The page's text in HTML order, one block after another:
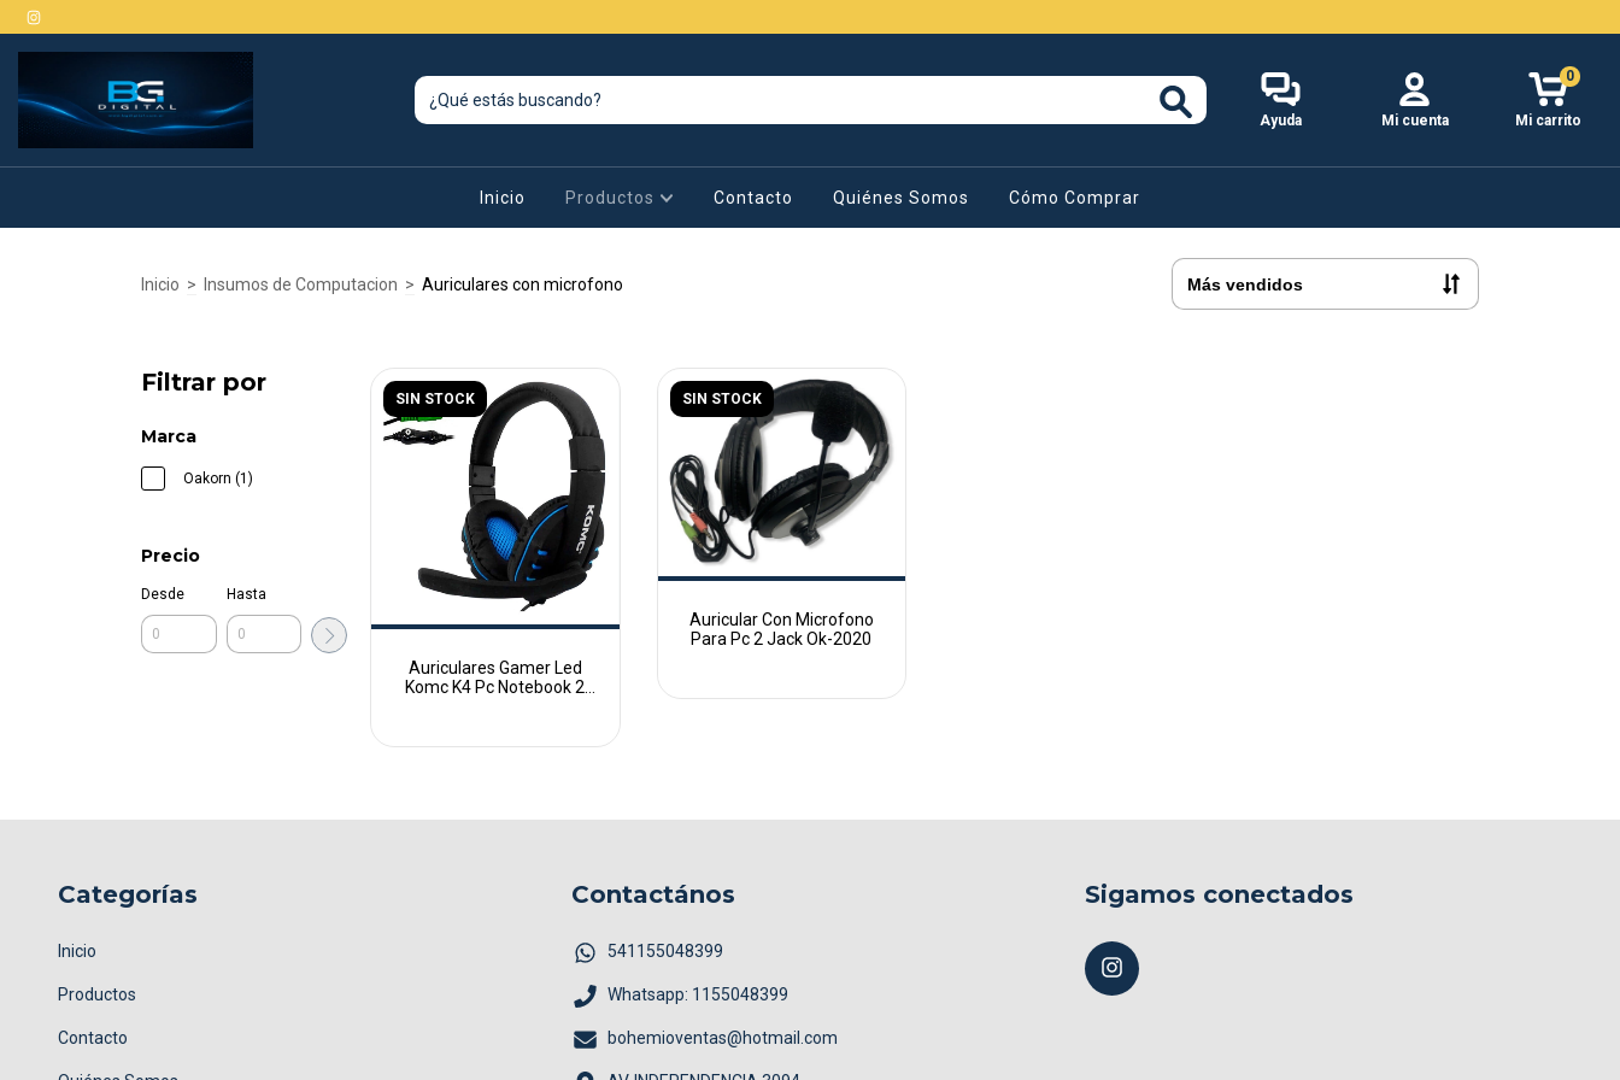
Ayuda Mi cuenta Mi carrito
0
Inicio Productos Contacto Quiénes Somos Cómo Comprar
Inicio > Insumos de Computacion > Auriculares con microfono
Filtrar por
Marca
Oakorn (1)
Precio
Desde Hasta
SIN STOCK
Auriculares Gamer Led
Komc K4 Pc Notebook 2
SIN STOCK
Auricular Con Microfono
Para Pc 2 Jack Ok-2020
Categorías
Inicio
Productos
Contacto
Contactános
541155048399
Whatsapp: 1155048399
bohemioventas@hotmail.com
Sigamos conectados